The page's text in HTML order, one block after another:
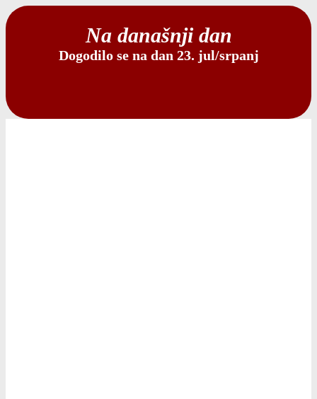
Na današnji dan
Dogodilo se na dan 23. jul/srpanj